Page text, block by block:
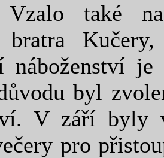
Vzalo také
bratra
náboženství
byl
V září byly
pro